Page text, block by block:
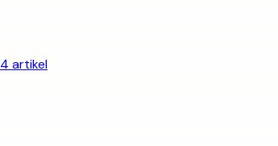
4 artikel